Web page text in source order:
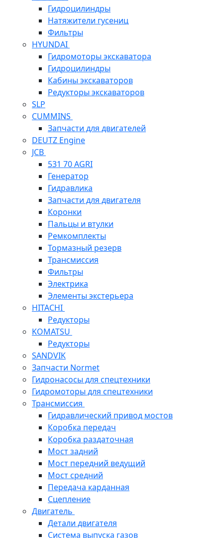
Гидроцилиндры
Натяжители гусениц
Фильтры
HYUNDAI
Гидромоторы экскаватора
Гидроцилиндры
Кабины экскаваторов
Редукторы экскаваторов
SLP
CUMMINS
Запчасти для двигателей
DEUTZ Engine
JCB
531 70 AGRI
Генератор
Гидравлика
Запчасти для двигателя
Коронки
Пальцы и втулки
Ремкомплекты
Тормазный резерв
Трансмиссия
Фильтры
Электрика
Элементы экстерьера
HITACHI
Редукторы
KOMATSU
Редукторы
SANDVIK
Запчасти Normet
Гидронасосы для спецтехники
Гидромоторы для спецтехники
Трансмиссия
Гидравлический привод мостов
Коробка передач
Коробка раздаточная
Мост задний
Мост передний ведущий
Мост средний
Передача карданная
Сцепление
Двигатель
Детали двигателя
Система выпуска газов